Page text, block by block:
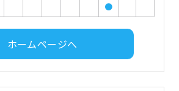
●
ホームページへ